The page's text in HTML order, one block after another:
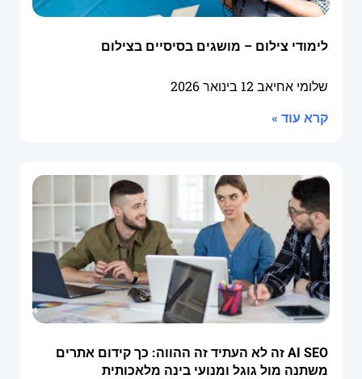
לימודי צילום – מושגים בסיסיים בצילום
שלומי אחיאב12 בינואר 2026
קרא עוד »
AI SEO זה לא העתיד זה ההווה: כך קידום אתרים
משתנה מול גוגל ומנועי בינה מלאכותית